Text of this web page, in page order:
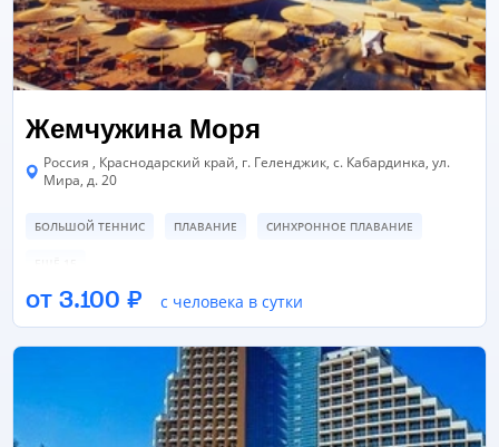
Жемчужина Моря
Россия , Краснодарский край, г. Геленджик, с. Кабардинка, ул.
Мира, д. 20
БОЛЬШОЙ ТЕННИС ПЛАВАНИЕ СИНХРОННОЕ ПЛАВАНИЕ
ПЛЯЖНЫЙ ВОЛЕЙБОЛ БАССЕЙН БАССЕЙН
от 3.100 ₽ с человека в сутки